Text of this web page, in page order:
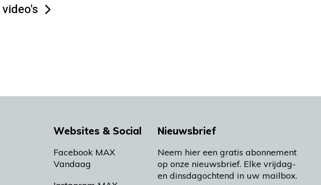
Websites & Social
Facebook MAX
Vandaag
Nieuwsbrief
Neem hier een gratis abonnement
op onze nieuwsbrief. Elke vrijdag-
en dinsdagochtend in uw mailbox.